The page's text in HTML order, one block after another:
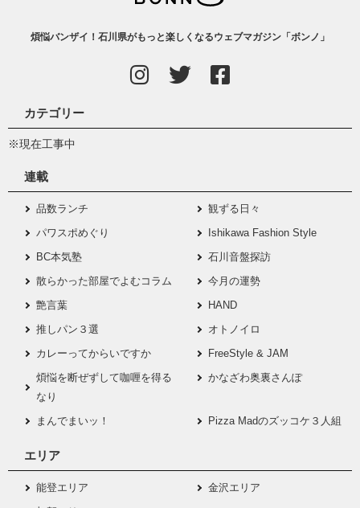
煩悩バンザイ！石川県がもっと楽しくなるウェブマガジン「ボンノ」
カテゴリー
※現在工事中
連載
品数ランチ
観ずる日々
パワスポめぐり
Ishikawa Fashion Style
BC本気塾
石川音盤探訪
散らかった部屋でよむコラム
今月の運勢
艶言葉
HAND
推しパン３選
オトノイロ
カレーってからいですか
FreeStyle & JAM
煩悩を断ぜずして咖喱を得る
なり
かなざわ奥裏さんぽ
まんでまいッ！ Pizza Madのズッコケ３人組
エリア
能登エリア
金沢エリア